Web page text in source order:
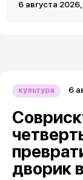
6 августа
культура 6
дворик